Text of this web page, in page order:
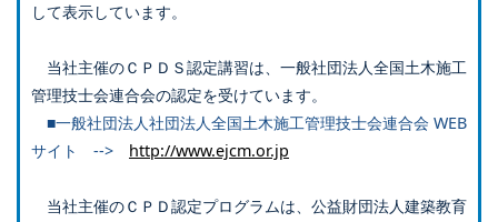
して表示しています。
当社主催のＣＰＤＳ認定講習は、一般社団法人全国土木施工
管理技士会連合会の認定を受けています。
■一般社団法人社団法人全国土木施工管理技士会連合会 WEB
サイト --> http://www.ejcm.or.jp
当社主催のＣＰＤ認定プログラムは、公益財団法人建築教育